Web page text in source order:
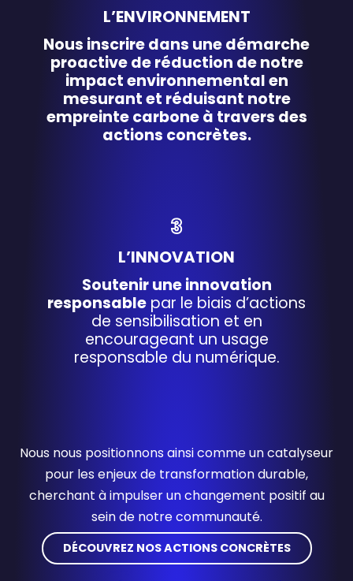
L’ENVIRONNEMENT
Nous inscrire dans une démarche
proactive de réduction de notre
impact environnementalen
mesurant et réduisant notre
empreinte carbone à travers des
actions concrètes.
3
L’INNOVATION
Soutenir une innovation
responsable par le biais d’actions
de sensibilisation et en
encourageant un usage
responsable du numérique.
Nous nous positionnons ainsi comme un catalyseur
pour les enjeux de transformation durable,
cherchant à impulser un changement positif au
sein de notre communauté.
DÉCOUVREZ NOS ACTIONS CONCRÈTES